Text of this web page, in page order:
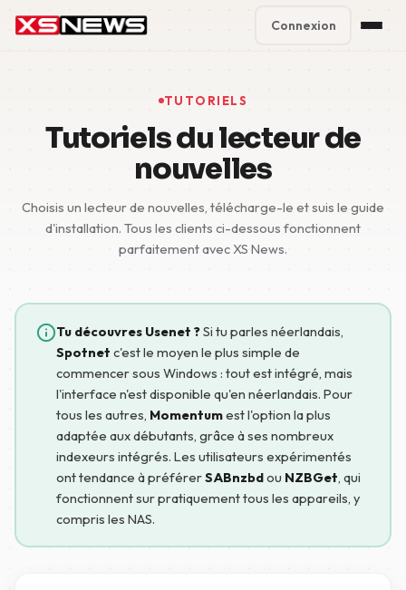
Block Accounts
Contact
5 Day Pass
Connexion
TUTORIELS
Tutoriels du lecteur de
nouvelles
Choisis un lecteur de nouvelles, télécharge-le et suis le guide
d'installation. Tous les clients ci-dessous fonctionnent
parfaitement avec XS News.
Tu découvres Usenet ?Si tu parles néerlandais,
Spotnet c'est le moyen le plus simple de
commencer sous Windows : tout est intégré, mais
l'interface n'est disponible qu'en néerlandais. Pour
tous les autres, Momentumest l'option la plus
adaptée aux débutants, grâce à ses nombreux
indexeurs intégrés. Les utilisateurs expérimentés
ont tendance à préférerSABnzbdou NZBGet, qui
fonctionnent sur pratiquement tous les appareils, y
compris les NAS.